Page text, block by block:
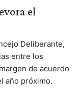
el
Deliberante,
entre los
de acuerdo
año próximo.